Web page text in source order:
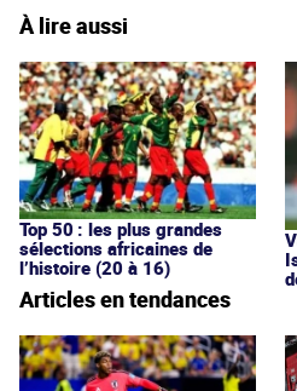
À lire aussi
Top 50 : les plus grandes
sélections africaines de
l’histoire (20 à 16)
Articles en tendances